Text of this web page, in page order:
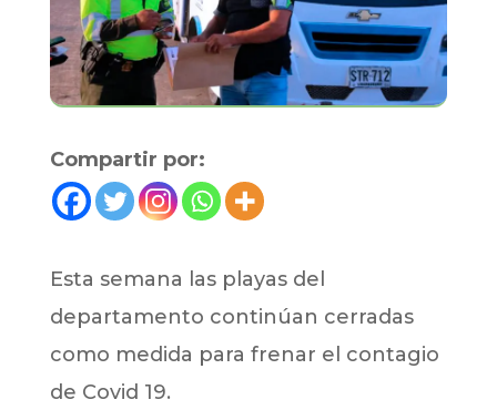
Compartir por:
Esta semana las playas del
departamento continúan cerradas
como medida para frenar el contagio
de Covid 19.